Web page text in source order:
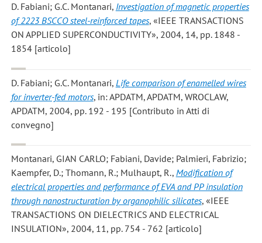
D. Fabiani; G.C. Montanari, Investigation of magnetic properties
of 2223 BSCCO steel-reinforced tapes, «IEEE TRANSACTIONS
ON APPLIED SUPERCONDUCTIVITY», 2004, 14, pp. 1848 -
1854 [articolo]
D. Fabiani; G.C. Montanari, Life comparison of enamelled wires
for inverter-fed motors, in: APDATM, APDATM, WROCLAW,
APDATM, 2004, pp. 192 - 195 [Contributo in Atti di
convegno]
Montanari, GIAN CARLO; Fabiani, Davide; Palmieri, Fabrizio;
Kaempfer, D.; Thomann, R.; Mulhaupt, R., Modification of
electrical properties and performance of EVA and PP insulation
through nanostructuration by organophilic silicates, «IEEE
TRANSACTIONS ON DIELECTRICS AND ELECTRICAL
INSULATION», 2004, 11, pp. 754 - 762 [articolo]